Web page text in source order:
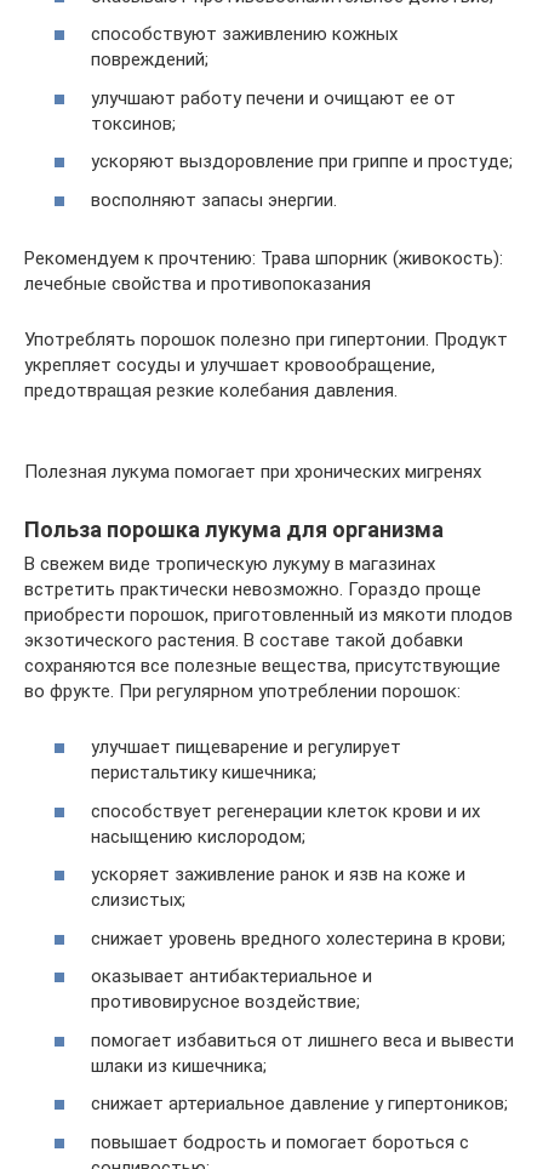
способствуют заживлению кожных
повреждений;
улучшают работу печени и очищают ее от
токсинов;
ускоряют выздоровление при гриппе и простуде;
восполняют запасы энергии.
Рекомендуем к прочтению: Трава шпорник (живокость):
лечебные свойства и противопоказания
Употреблять порошок полезно при гипертонии. Продукт
укрепляет сосуды и улучшает кровообращение,
предотвращая резкие колебания давления.
Полезная лукума помогает при хронических мигренях
Польза порошка лукума для организма
В свежем виде тропическую лукуму в магазинах
встретить практически невозможно. Гораздо проще
приобрести порошок, приготовленный из мякоти плодов
экзотического растения. В составе такой добавки
сохраняются все полезные вещества, присутствующие
во фрукте. При регулярном употреблении порошок:
улучшает пищеварение и регулирует
перистальтику кишечника;
способствует регенерации клеток крови и их
насыщению кислородом;
ускоряет заживление ранок и язв на коже и
слизистых;
снижает уровень вредного холестерина в крови;
оказывает антибактериальное и
противовирусное воздействие;
помогает избавиться от лишнего веса и вывести
шлаки из кишечника;
снижает артериальное давление у гипертоников;
повышает бодрость и помогает бороться с